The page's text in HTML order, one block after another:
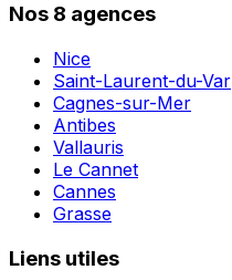
Nos 8 agences
Nice
Saint-Laurent-du-Var
Cagnes-sur-Mer
Antibes
Vallauris
Le Cannet
Cannes
Grasse
Liens utiles